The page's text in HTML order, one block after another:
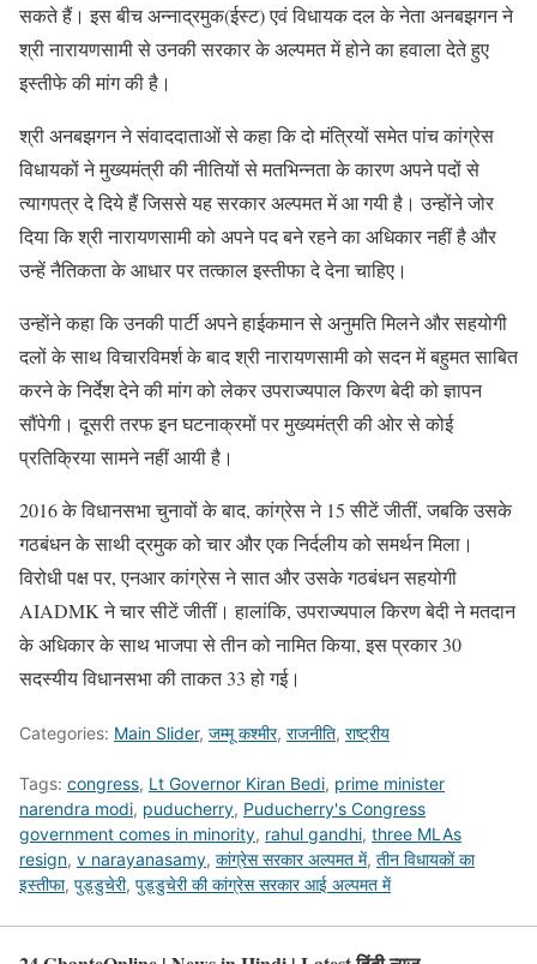
सकते हैं। इस बीच अन्नाद्रमुक(ईस्ट) एवं विधायक दल के नेता अनबझगन ने
श्री नारायणसामी से उनकी सरकार के अल्पमत में होने का हवाला देते हुए
इस्तीफे की मांग की है।
श्री अनबझगन ने संवाददाताओं से कहा कि दो मंत्रियों समेत पांच कांग्रेस
विधायकों ने मुख्यमंत्री की नीतियों से मतभिन्नता के कारण अपने पदों से
त्यागपत्र दे दिये हैं जिससे यह सरकार अल्पमत में आ गयी है। उन्होंने जोर
दिया कि श्री नारायणसामी को अपने पद बने रहने का अधिकार नहीं है और
उन्हें नैतिकता के आधार पर तत्काल इस्तीफा दे देना चाहिए।
उन्हाेंने कहा कि उनकी पार्टी अपने हाईकमान से अनुमति मिलने और सहयोगी
दलों के साथ विचारविमर्श के बाद श्री नारायणसामी को सदन में बहुमत साबित
करने के निर्देश देने की मांग को लेकर उपराज्यपाल किरण बेदी को ज्ञापन
सौंपेगी। दूसरी तरफ इन घटनाक्रमों पर मुख्यमंत्री की ओर से कोई
प्रतिक्रिया सामने नहीं आयी है।
2016 के विधानसभा चुनावों के बाद, कांग्रेस ने 15 सीटें जीतीं, जबकि उसके
गठबंधन के साथी द्रमुक को चार और एक निर्दलीय को समर्थन मिला।
विरोधी पक्ष पर, एनआर कांग्रेस ने सात और उसके गठबंधन सहयोगी
AIADMK ने चार सीटें जीतीं। हालांकि, उपराज्यपाल किरण बेदी ने मतदान
के अधिकार के साथ भाजपा से तीन को नामित किया, इस प्रकार 30
सदस्यीय विधानसभा की ताकत 33 हो गई।
Categories: Main Slider, जम्मू कश्मीर, राजनीति, राष्ट्रीय
Tags: congress, Lt Governor Kiran Bedi, prime minister
narendra modi, puducherry, Puducherry's Congress
government comes in minority, rahul gandhi, three MLAs
resign, v narayanasamy, कांग्रेस सरकार अल्पमत में, तीन विधायकों का
इस्तीफा, पुड्डुचेरी, पुड्डुचेरी की कांग्रेस सरकार आई अल्पमत में